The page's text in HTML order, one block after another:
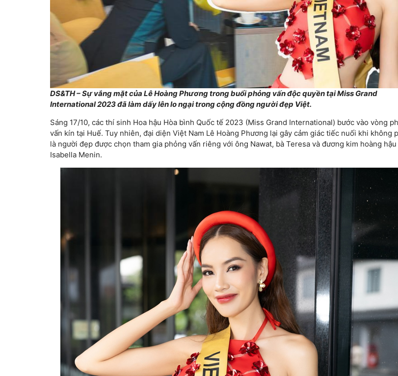
DS&TH – Sự vắng mặt của Lê Hoàng Phương trong buổi phỏng vấn độc quyền tại Miss Grand
International 2023 đã làm dấy lên lo ngại trong cộng đồng người đẹp Việt.
Sáng 17/10, các thí sinh Hoa hậu Hòa bình Quốc tế 2023 (Miss Grand International) bước vào vòng
vấn kín tại Huế. Tuy nhiên, đại diện Việt Nam Lê Hoàng Phương lại gây cảm giác tiếc nuối khi không
là người đẹp được chọn tham gia phỏng vấn riêng với ông Nawat, bà Teresa và đương kim hoàng hậu
Isabella Menin.